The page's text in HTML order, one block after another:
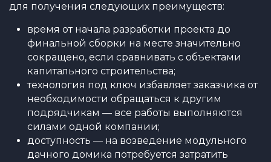
для получения следующих преимуществ:
время от начала разработки проекта до
финальной сборки на месте значительно
сокращено, если сравнивать с объектами
капитального строительства;
технология под ключ избавляет заказчика от
необходимости обращаться к другим
подрядчикам — все работы выполняются
силами одной компании;
доступность — на возведение модульного
дачного домика потребуется затратить